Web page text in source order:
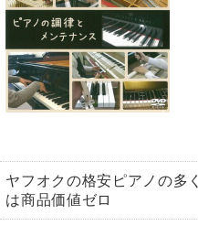
ヤフオクの格安ピアノの多く
は商品価値ゼロ